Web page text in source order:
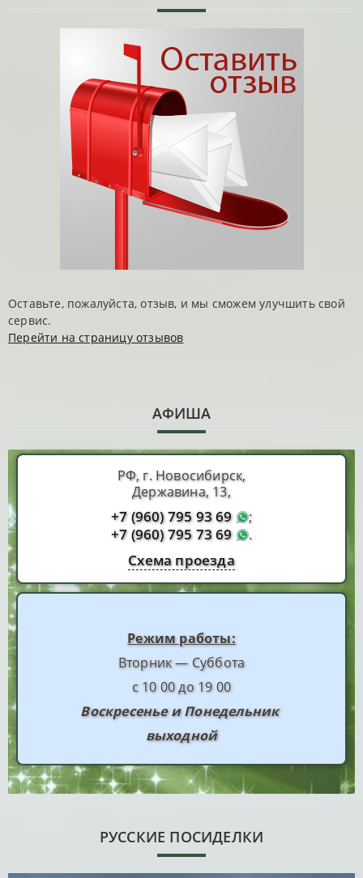
Оставьте, пожалуйста, отзыв, и мы сможем улучшить свой
сервис.
Перейти на страницу отзывов
АФИША
РФ, г. Новосибирск,
Державина, 13,
+7 (960) 795 93 69 ;
+7 (960) 795 73 69 .
Схема проезда
Режим работы:
Вторник — Суббота
с 10 00 до 19 00
Воскресенье и Понедельник
выходной
РУССКИЕ ПОСИДЕЛКИ